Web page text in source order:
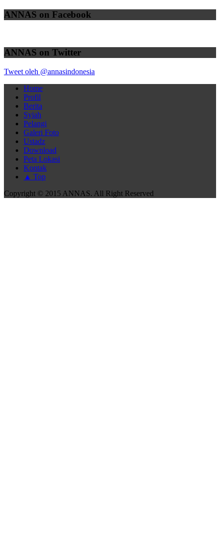
ANNAS on Facebook
ANNAS on Twitter
Tweet oleh @annasindonesia
Home
Profil
Berita
Syiah
Pelangi
Galeri Foto
Ustadz
Download
Peta Lokasi
Kontak
▲ Top
Copyright © 2015 ANNAS. All Right Reserved